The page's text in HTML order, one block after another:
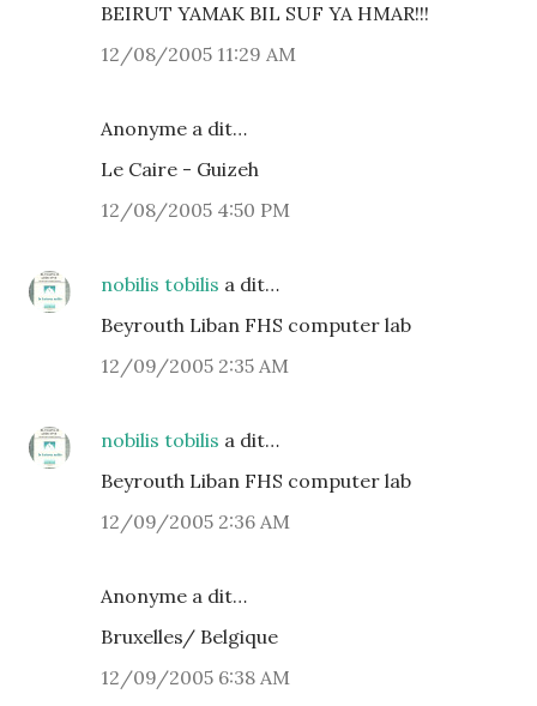
BEIRUT YAMAK BIL SUF YA HMAR!!!
12/08/2005 11:29 AM
Anonyme a dit…
Le Caire - Guizeh
12/08/2005 4:50 PM
nobilis tobilis a dit…
Beyrouth Liban FHS computer lab
12/09/2005 2:35 AM
nobilis tobilis a dit…
Beyrouth Liban FHS computer lab
12/09/2005 2:36 AM
Anonyme a dit…
Bruxelles/ Belgique
12/09/2005 6:38 AM